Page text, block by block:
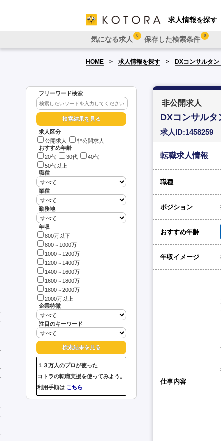
求人情報を探す
気になる求人 0 保存した検索条件 0
HOME 求人情報を探す DXコンサルタン
フリーワード検索
求人区分
公開求人
非公開求人
おすすめ年齢
20代
30代
40代
50代以上
職種
業種
勤務地
年収
800万以下
800～1000万
1000～1200万
1200～1400万
1400～1600万
1600～1800万
1800～2000万
2000万以上
企業特徴
注目のキーワード
１３万人のプロが使った
コトラの転職支援を使ってみよう。
利用手順は こちら
非公開求人
DXコンサルタ
求人ID:1458259
転職求人情報
職種
ポジション
おすすめ年齢
年収イメージ
仕事内容